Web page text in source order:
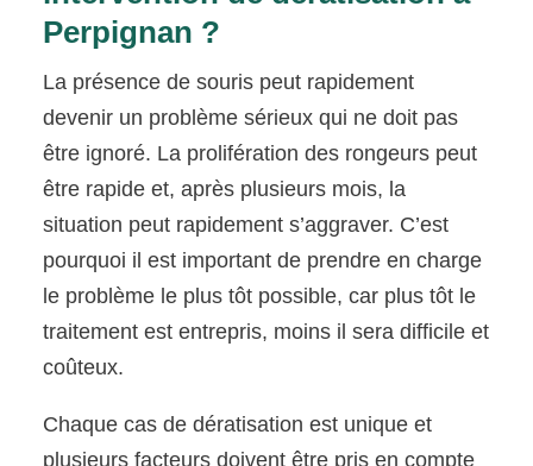
Perpignan ?
La présence de souris peut rapidement
devenir un problème sérieux qui ne doit pas
être ignoré. La prolifération des rongeurs peut
être rapide et, après plusieurs mois, la
situation peut rapidement s’aggraver. C’est
pourquoi il est important de prendre en charge
le problème le plus tôt possible, car plus tôt le
traitement est entrepris, moins il sera difficile et
coûteux.
Chaque cas de dératisation est unique et
plusieurs facteurs doivent être pris en compte